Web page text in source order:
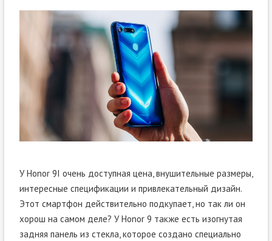
У Honor 9I очень доступная цена, внушительные размеры,
интересные спецификации и привлекательный дизайн.
Этот смартфон действительно подкупает, но так ли он
хорош на самом деле? У Honor 9 также есть изогнутая
задняя панель из стекла, которое создано специально